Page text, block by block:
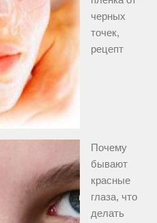
черных
точек,
рецепт
Почему
бывают
красные
глаза, что
делать